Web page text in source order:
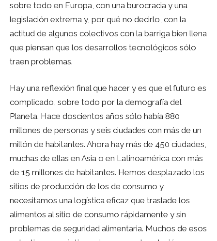
sobre todo en Europa, con una burocracia y una
legislación extrema y, por qué no decirlo, con la
actitud de algunos colectivos con la barriga bien llena
que piensan que los desarrollos tecnológicos sólo
traen problemas.
Hay una reflexión final que hacer y es que el futuro es
complicado, sobre todo por la demografía del
Planeta. Hace doscientos años sólo había 880
millones de personas y seis ciudades con más de un
millón de habitantes. Ahora hay más de 450 ciudades,
muchas de ellas en Asia o en Latinoamérica con más
de 15 millones de habitantes. Hemos desplazado los
sitios de producción de los de consumo y
necesitamos una logística eficaz que traslade los
alimentos al sitio de consumo rápidamente y sin
problemas de seguridad alimentaria. Muchos de esos